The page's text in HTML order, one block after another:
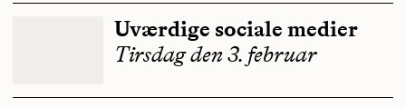
Uværdige sociale medier
Tirsdag den 3. februar